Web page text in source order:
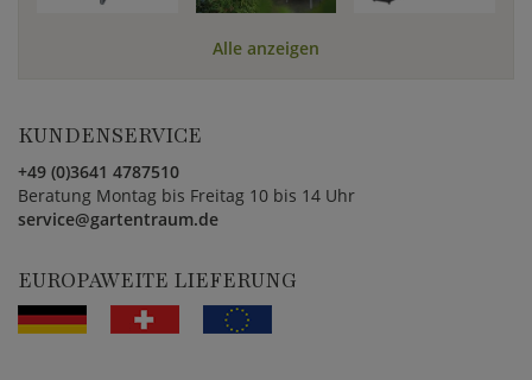
Alle anzeigen
KUNDENSERVICE
+49 (0)3641 4787510
Beratung Montag bis Freitag 10 bis 14 Uhr
service@gartentraum.de
EUROPAWEITE LIEFERUNG